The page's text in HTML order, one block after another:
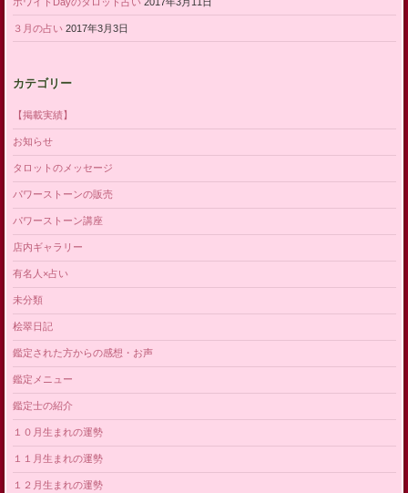
３月の占い 2017年3月3日
カテゴリー
【掲載実績】
お知らせ
タロットのメッセージ
パワーストーンの販売
パワーストーン講座
店内ギャラリー
有名人×占い
未分類
桧翠日記
鑑定された方からの感想・お声
鑑定メニュー
鑑定士の紹介
１０月生まれの運勢
１１月生まれの運勢
１２月生まれの運勢